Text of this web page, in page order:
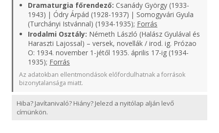
Dramaturgia főrendező: Csanády György (1933-
1943) | Ódry Árpád (1928-1937) | Somogyvári Gyula
(Turchányi Istvánnal) (1934-1935); Forrás
Irodalmi Osztály: Németh László (Halász Gyulával és
Haraszti Lajossal) – versek, novellák / irod. ig. Prózao
O: 1934. november 1-jétől 1935. április 17-ig (1934-
1935); Forrás
Az adatokban ellentmondások előfordulhatnak a források
bizonytalansága miatt.
Hiba? Javítanivaló? Hiány? Jelezd a nyitólap alján levő
címünkön.